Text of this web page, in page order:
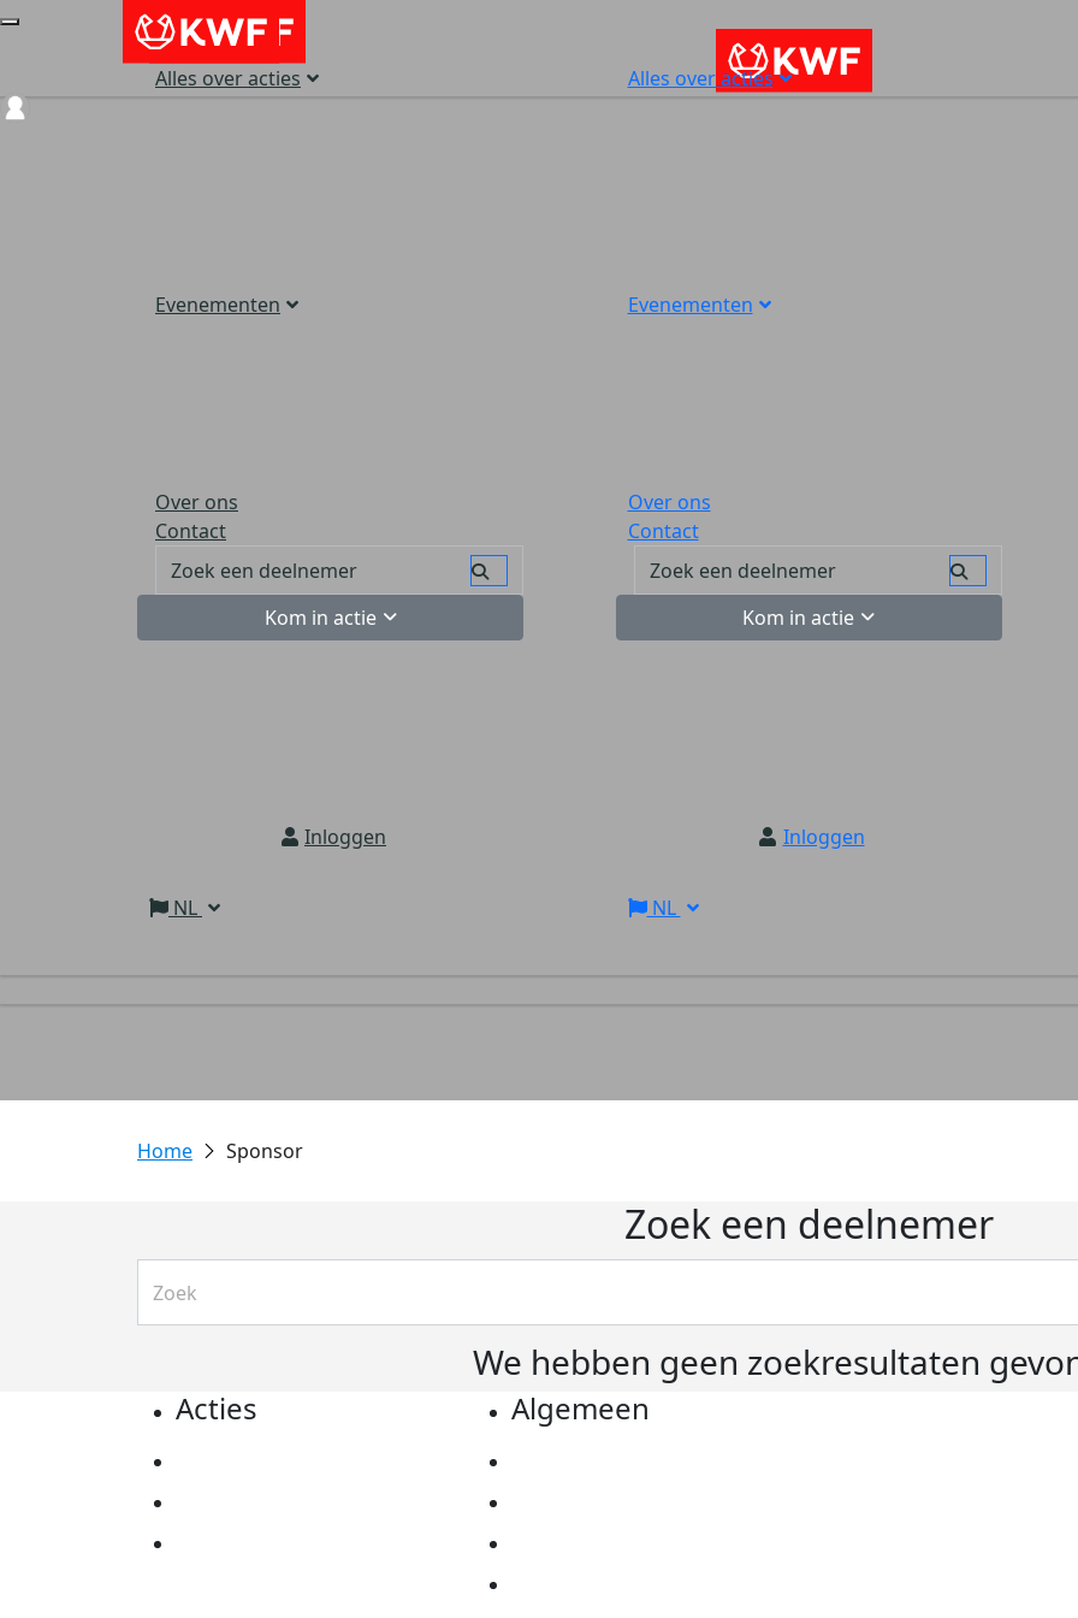
Alles over acties
Evenementen
Over ons
Contact
Kom in actie
Inloggen
NL
Alles over acties
Evenementen
Over ons
Contact
Kom in actie
Inloggen
NL
Sponsor
Zoek een deelnemer
We hebben geen zoekresultaten
Acties Algemeen